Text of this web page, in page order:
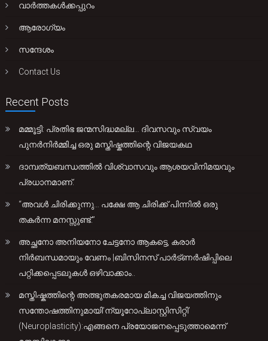
വാർത്തകൾക്കപ്പുറം
ആരോഗ്യം
സന്ദേശം
Contact Us
Recent Posts
മമ്മൂട്ടി: പ്രതിഭ ജന്മസിദ്ധമല്ല… ദിവസവും സ്വയം
പുനർനിർമ്മിച്ച ഒരു മസ്തിഷ്കത്തിന്റെ വിജയകഥ
ദാമ്പത്യബന്ധത്തിൽ വിശ്വാസവും ആശയവിനിമയവും
പ്രധാനമാണ്.
“അവൾ ചിരിക്കുന്നു… പക്ഷേ ആ ചിരിക്ക് പിന്നിൽ ഒരു
തകർന്ന മനസ്സുണ്ട്.”
അച്ഛനോ അനിയനോ ചേട്ടനോ ആകട്ടെ, കരാർ
നിർബന്ധമായും വേണം |ബിസിനസ് പാർട്ണർഷിപ്പിലെ
പറ്റിക്കപ്പെടലുകൾ ഒഴിവാക്കാം..
മസ്തിഷ്കത്തിന്റെ അത്ഭുതകരമായ മികച്ച വിജയത്തിനും
സന്തോഷത്തിനുമായി’ന്യൂറോപ്ലാസ്റ്റിസിറ്റി’
(Neuroplasticity):എങ്ങനെ പ്രയോജനപ്പെടുത്താമെന്ന്